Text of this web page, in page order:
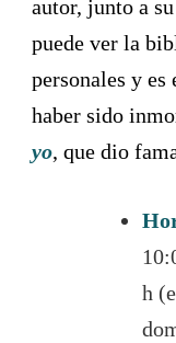
autor, junto a
puede ver la
personales y es
haber sido
yo, que dio
h